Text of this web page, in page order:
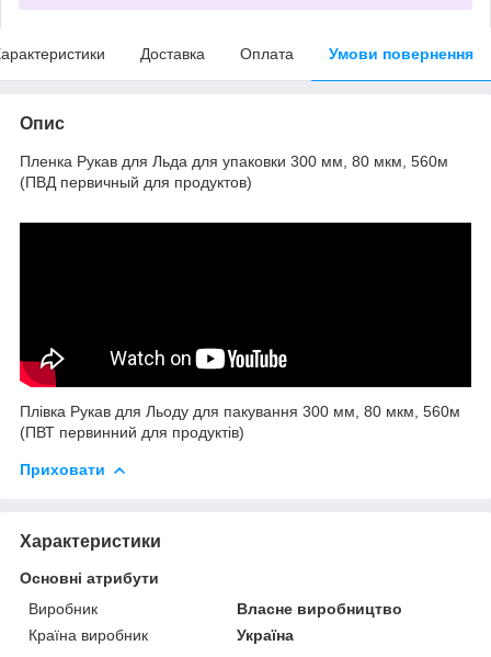
Доставка Оплата Умови повернення
Опис
Пленка Рукав для Льда для упаковки 300 мм, 80 мкм, 560м
(ПВД первичный для продуктов)
Плівка Рукав для Льоду для пакування 300 мм, 80 мкм, 560м
(ПВТ первинний для продуктів)
Приховати
Характеристики
Основні атрибути
Виробник
Власне виробництво
Країна виробник
Україна